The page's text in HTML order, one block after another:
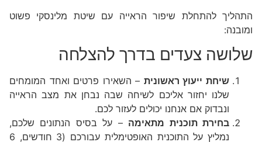
התהליך להתחלת שיפור הראייה עם שיטת מלינסקי פשוט
ומובנה:
שלושה צעדים בדרך להצלחה
שיחת ייעוץ ראשונית – השאירו פרטים ואחד המומחים
שלנו יחזור אליכם לשיחה שבה נבחן את מצב הראייה
ונבדוק אם אנחנו יכולים לעזור לכם.
בחירת תוכנית מתאימה – על בסיס הנתונים שלכם,
נמליץ על התוכנית האופטימלית עבורכם (3 חודשים, 6